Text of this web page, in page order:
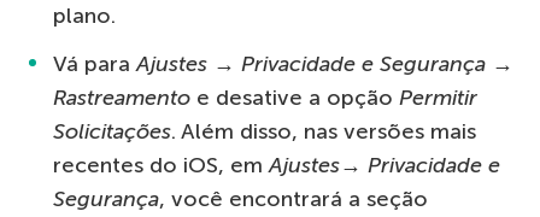
plano.
Vá paraAjustes → Privacidade e Segurança →
Rastreamento e desative a opção Permitir
Solicitações. Além disso, nas versões mais
recentes do iOS, emAjustes→ Privacidade e
Segurança, você encontrará a seção